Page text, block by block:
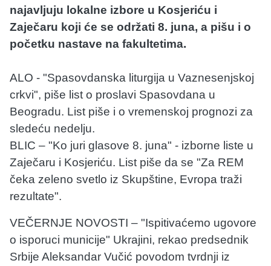
najavljuju lokalne izbore u Kosjeriću i
Zaječaru koji će se održati 8. juna, a pišu i o
početku nastave na fakultetima.
ALO - "Spasovdanska liturgija u Vaznesenjskoj
crkvi", piše list o proslavi Spasovdana u
Beogradu. List piše i o vremenskoj prognozi za
sledeću nedelju.
BLIC – "Ko juri glasove 8. juna" - izborne liste u
Zaječaru i Kosjeriću. List piše da se "Za REM
čeka zeleno svetlo iz Skupštine, Evropa traži
rezultate".
VEČERNJE NOVOSTI – "Ispitivaćemo ugovore
o isporuci municije" Ukrajini, rekao predsednik
Srbije Aleksandar Vučić povodom tvrdnji iz